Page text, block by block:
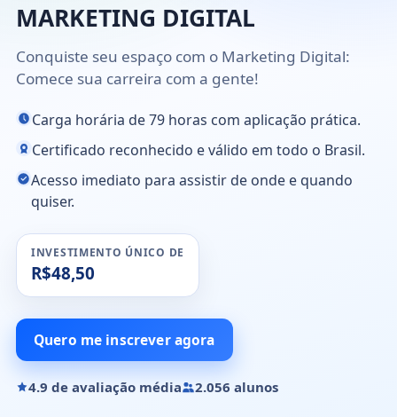
MARKETING DIGITAL
Conquiste seu espaço com o Marketing Digital:
Comece sua carreira com a gente!
Carga horária de 79 horas com aplicação prática.
Certificado reconhecido e válido em todo o Brasil.
Acesso imediato para assistir de onde e quando
quiser.
INVESTIMENTO ÚNICO DE
R$48,50
Quero me inscrever agora
4.9 de avaliação média 2.056 alunos